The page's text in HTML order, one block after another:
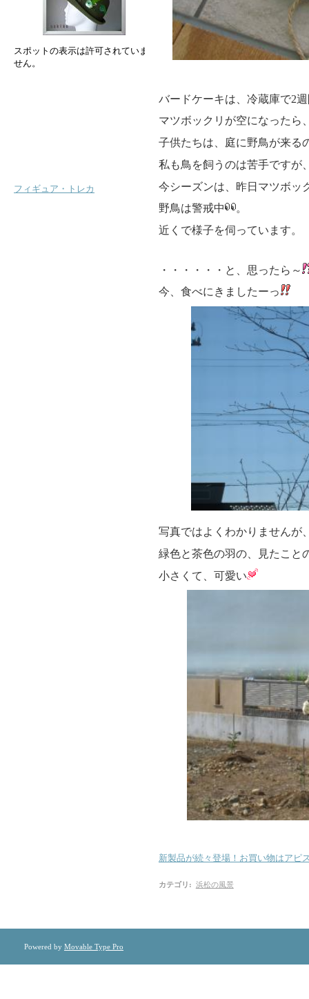
バードケーキは、冷蔵庫で2
マツボックリが空になったら
子供たちは、庭に野鳥が来る
私も鳥を飼うのは苦手ですが
今シーズンは、昨日マツボッ
野鳥は警戒中
。
近くで様子を伺っています。
・・・・・・と、思ったら～
今、食べにきましたーっ
写真ではよくわかりませんが
緑色と茶色の羽の、見たこと
小さくて、可愛い
新製品が続々登場！お買い物はアピ
カテゴリ : 浜松の風景
フィギュア・トレカ
Powered by Movable Type Pro